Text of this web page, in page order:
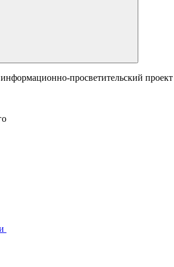
просветительский проект